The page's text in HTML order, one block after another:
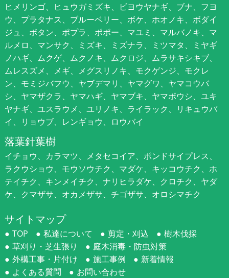
ヒメリンゴ、ヒュウガミズキ、ビヨウヤナギ、ブナ、フヨ
ウ、プラタナス、ブルーベリー、ボケ、ホオノキ、ボダイ
ジュ、ボタン、ポプラ、ポポー、マユミ、マルバノキ、マ
ルメロ、マンサク、ミズキ、ミズナラ、ミツマタ、ミヤギ
ノハギ、ムクゲ、ムクノキ、ムクロジ、ムラサキシキブ、
ムレスズメ、メギ、メグスリノキ、モクゲンジ、モクレ
ン、モミジバフウ、ヤブデマリ、ヤマグワ、ヤマコウバ
シ、ヤマザクラ、ヤマハギ、ヤマブキ、ヤマボウシ、ユキ
ヤナギ、ユスラウメ、ユリノキ、ライラック、リキュウバ
イ、リョウブ、レンギョウ、ロウバイ
落葉針葉樹
イチョウ、カラマツ、メタセコイア、ポンドサイプレス、
ラクウショウ、モウソウチク、マダケ、キッコウチク、ホ
テイチク、キンメイチク、ナリヒラダケ、クロチク、ヤダ
ケ、クマザサ、オカメザサ、チゴザサ、オロシマチク
サイトマップ
TOP 私達について 剪定・刈込
樹木伐採
草刈り・芝生張り
庭木消毒・防虫対策
外構工事・片付け
施工事例
新着情報
よくある質問
お問い合わせ